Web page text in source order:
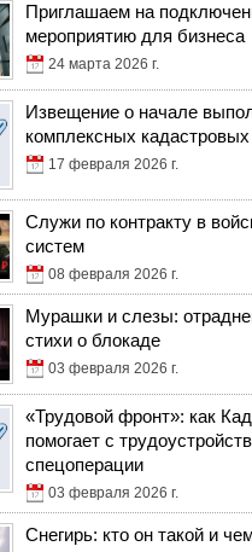
Приглашаем на
мероприятию для бизнеса
24 марта 2026 г.
Извещение о начале
комплексных
17 февраля 2026 г.
Служи по контракту в
систем
08 февраля 2026 г.
Мурашки и слезы:
стихи о блокаде
03 февраля 2026 г.
«Трудовой фронт»: как
помогает с
спецоперации
03 февраля 2026 г.
Снегирь: кто он такой и